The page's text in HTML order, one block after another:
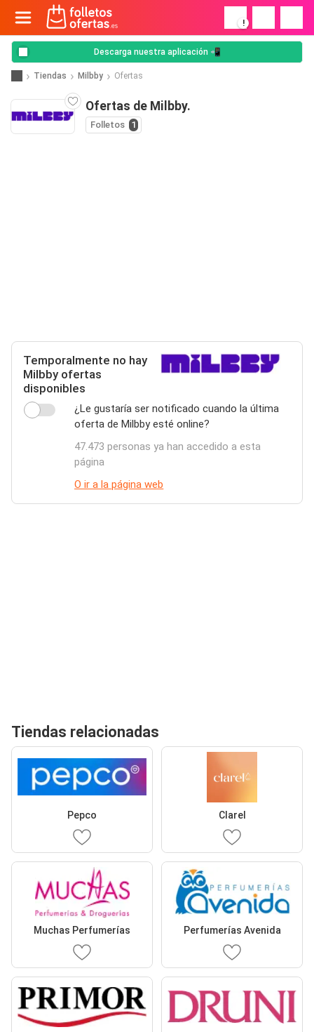
!
Descarga nuestra aplicación 📲
Tiendas Milbby Ofertas
Ofertas de Milbby.
Folletos 1
Temporalmente no hay
Milbby ofertas
disponibles
¿Le gustaría ser notificado cuando la última
oferta de Milbby esté online?
47.473 personas ya han accedido a esta
página
O ir a la página web
Tiendas relacionadas
Pepco Clarel
Muchas Perfumerías Perfumerías Avenida